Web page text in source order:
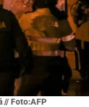
// Foto:AFP